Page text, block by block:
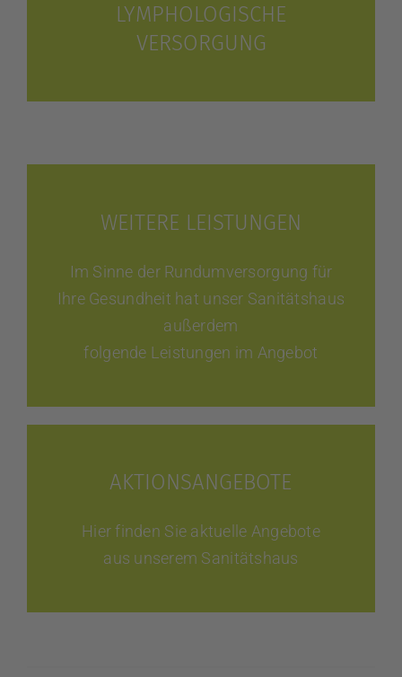
LYMPHOLOGISCHE
VERSORGUNG
WEITERE LEISTUNGEN
Im Sinne der Rundumversorgung für
Ihre Gesundheit hat unser Sanitätshaus
außerdem
folgende Leistungen im Angebot
AKTIONSANGEBOTE
Hier finden Sie aktuelle Angebote
aus unserem Sanitätshaus